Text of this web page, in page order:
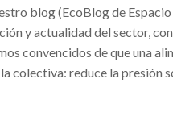
blog (EcoBlog de
y actualidad del sector,
convencidos de que una
colectiva: reduce la presión